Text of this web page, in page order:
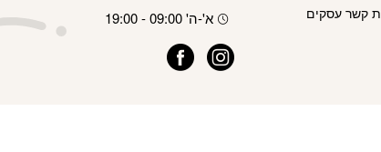
קשר עסקים
א'-ה' 09:00 - 19:00